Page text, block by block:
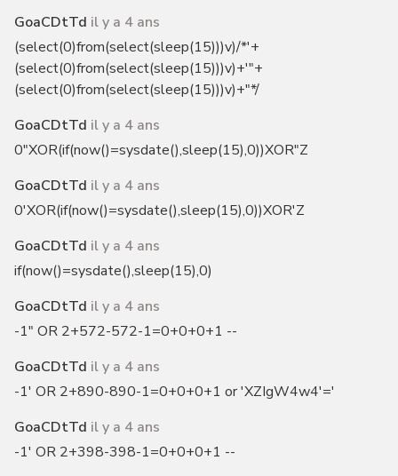
GoaCDtTd il y a 4 ans
(select(0)from(select(sleep(15)))v)/*'+
(select(0)from(select(sleep(15)))v)+'"+
(select(0)from(select(sleep(15)))v)+"*/
GoaCDtTd il y a 4 ans
0"XOR(if(now()=sysdate(),sleep(15),0))XOR"Z
GoaCDtTd il y a 4 ans
0'XOR(if(now()=sysdate(),sleep(15),0))XOR'Z
GoaCDtTd il y a 4 ans
if(now()=sysdate(),sleep(15),0)
GoaCDtTd il y a 4 ans
-1" OR 2+572-572-1=0+0+0+1 --
GoaCDtTd il y a 4 ans
-1' OR 2+890-890-1=0+0+0+1 or 'XZIgW4w4'='
GoaCDtTd il y a 4 ans
-1' OR 2+398-398-1=0+0+0+1 --